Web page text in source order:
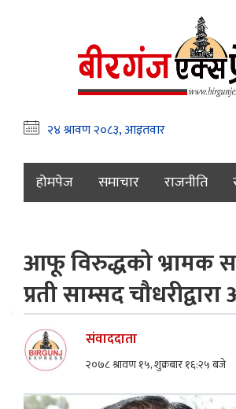
होमपेज समाचार राजनीति
आफू विरुद्धको भ्रामक
प्रती साम्सद
संवाददाता
२०७८ श्रावण १५, शुक्रबार १६:२५ बजे